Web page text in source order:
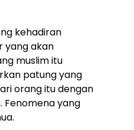
kehadiran
yang akan
muslim itu
patung yang
orang itu dengan
yang